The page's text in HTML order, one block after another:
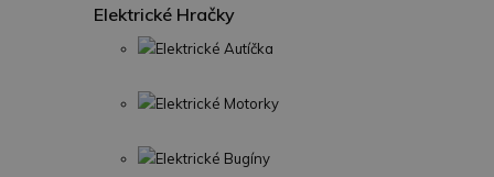
Elektrické Hračky
Elektrické Autíčka
Elektrické Motorky
Elektrické Bugíny